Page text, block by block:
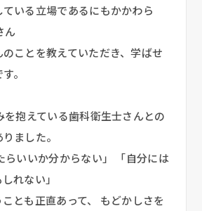
いる立場であるにもかかわら
ん
ことを教えていただき、学ばせ
。
ました。
れない」
とも正直あって、 もどかしさを